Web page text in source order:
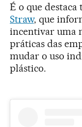
É o que destaca
Straw, que
incentivar uma
práticas das
mudar o uso
plástico.